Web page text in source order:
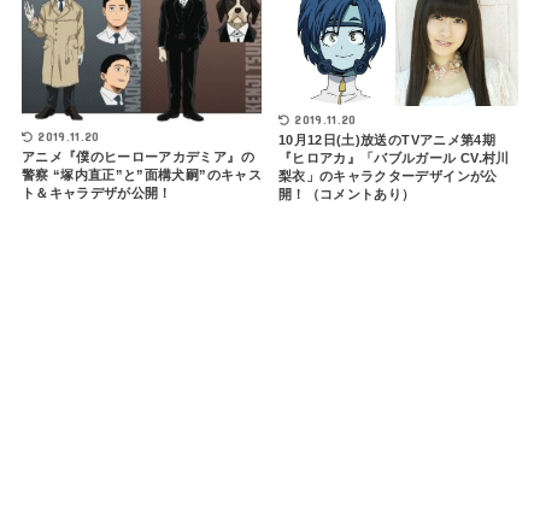
2019.11.20
アニメ『僕のヒーローアカデミア』の
警察 “塚内直正”と”面構犬嗣”のキャス
ト＆キャラデザが公開！
2019.11.20
10月12日(土)放送のTVアニメ第4期
『ヒロアカ』「バブルガール CV.村川
梨衣」のキャラクターデザインが公
開！（コメントあり）